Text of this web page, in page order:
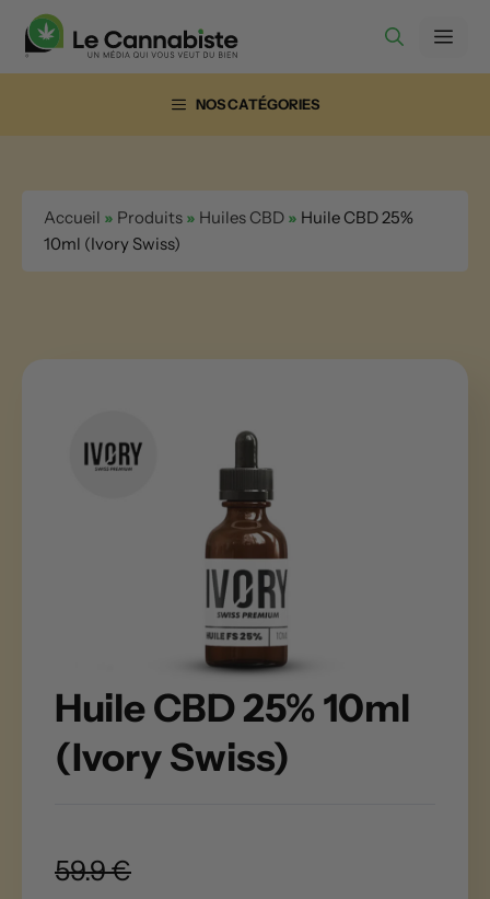
Aller
contenu
NOS CATÉGORIES
Accueil » Produits » Huiles CBD » Huile CBD 25%
10ml (Ivory Swiss)
Huile CBD 25% 10ml
(Ivory Swiss)
59.9 €